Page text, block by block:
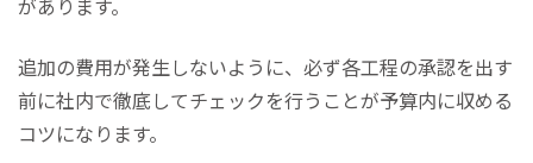
があります。
追加の費用が発生しないように、必ず各工程の承認を出す
前に社内で徹底してチェックを行うことが予算内に収める
コツになります。